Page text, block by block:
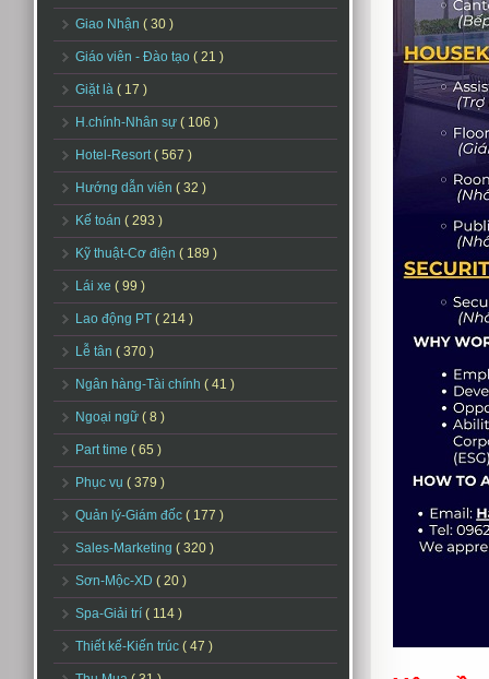
Giao Nhận ( 30 )
Giáo viên - Đào tạo ( 21 )
Giặt là ( 17 )
H.chính-Nhân sự ( 106 )
Hotel-Resort( 567 )
Hướng dẫn viên ( 32 )
Kế toán ( 293 )
Kỹ thuật-Cơ điện ( 189 )
Lái xe ( 99 )
Lao động PT ( 214 )
Lễ tân ( 370 )
Ngân hàng-Tài chính ( 41 )
Ngoại ngữ ( 8 )
Part time ( 65 )
Phục vụ ( 379 )
Quản lý-Giám đốc ( 177 )
Sales-Marketing ( 320 )
Sơn-Mộc-XD ( 20 )
Spa-Giải trí ( 114 )
Thiết kế-Kiến trúc ( 47 )